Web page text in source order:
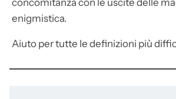
enigmistica.
Aiuto per tutte le definizioni più